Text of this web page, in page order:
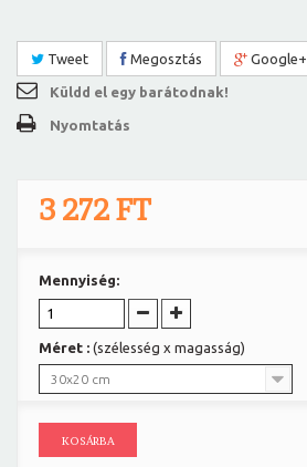
Tweet Megosztás Google+
Küldd el egy barátodnak!
Nyomtatás
3 272 FT
Mennyiség:
Méret : (szélesség x magasság)
30x20 cm
KOSÁRBA